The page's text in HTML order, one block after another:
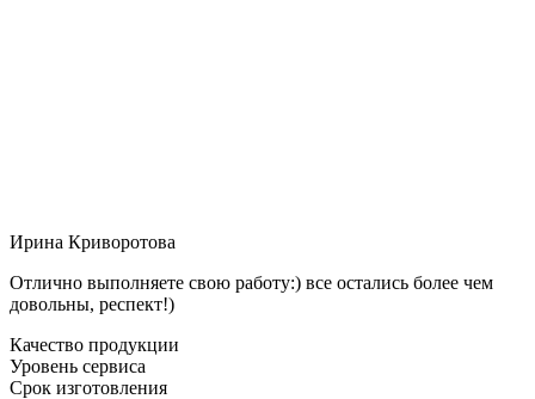
Ирина Криворотова
Отлично выполняете свою работу:) все остались более чем
довольны, респект!)
Качество продукции
Уровень сервиса
Срок изготовления